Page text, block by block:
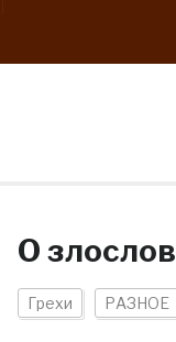
О
Грехи РАЗНОЕ